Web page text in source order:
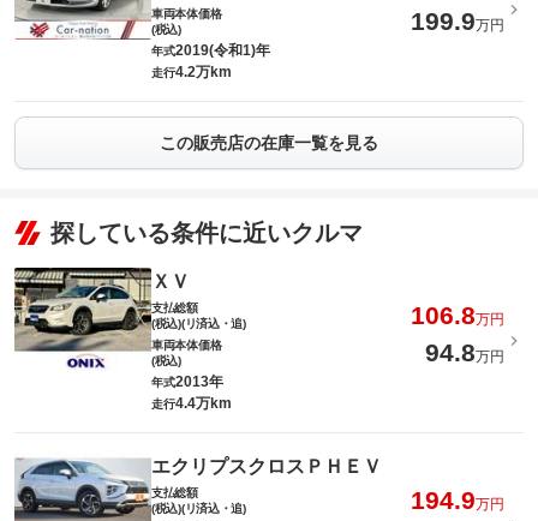
車両本体価格
(税込)
199.9万円
年式2019(令和1)年
走行4.2万km
この販売店の在庫一覧を見る
探している条件に近いクルマ
ＸＶ
支払総額
(税込)(リ済込・追)
106.8万円
車両本体価格
(税込)
94.8万円
年式2013年
走行4.4万km
エクリプスクロスＰＨＥＶ
支払総額
(税込)(リ済込・追)
194.9万円